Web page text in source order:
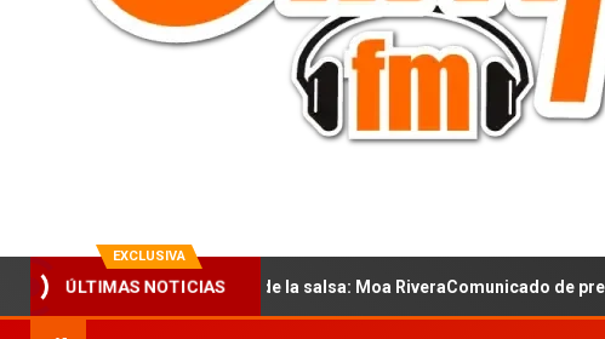
EXCLUSIVA
ÚLTIMAS NOTICIAS
nueva voz sensual de la salsa: Moa RiveraComunicado de prensa